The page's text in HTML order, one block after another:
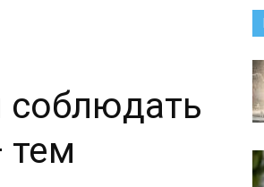
соблюдать